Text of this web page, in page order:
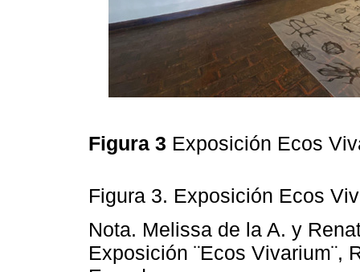
Figura 3 Exposición Ecos
Figura 3. Exposición Ecos
Nota. Melissa de la A. y
Exposición ¨Ecos Vivarium¨,